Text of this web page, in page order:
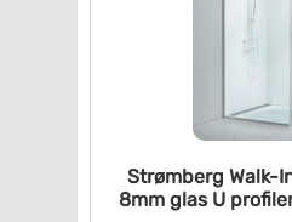
Strømberg Walk-
8mm glas U